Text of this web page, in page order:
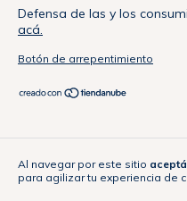
Al navegar por este sitio
para agilizar tu experiencia de
Defensa de las y los
acá.
Botón de arrepentimiento